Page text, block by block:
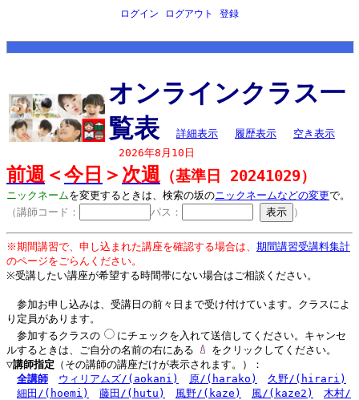
ログイン ログアウト 登録
オンラインクラス一
覧表
詳細表示 履歴表示
空き表示
2026年8月10日
前週＜今日 ＞ 次週 （基準日 20241029）
ニックネームを変更するときは、検索の坂のニックネームなどの変更で。
（講師コード：
パス： ）
※期間講習で、申し込まれた講座を確認する場合は、 期間講習受講料集計
のページをごらんください。
※受講したい講座が希望する時間帯にない場合はご相談ください。
参加お申し込みは、受講日の前々日まで受け付けています。クラスによ
り定員があります。
参加するクラスの
にチェックを入れて送信してください。キャンセ
ルするときは、ご自分の名前の右にある
をクリックしてください。
▽講師指定 （その講師の講座だけが表示されます。）：
全講師
ウィリアムズ/(aokani) 原/(harako)
久野/(hirari)
細田/(hoemi)
藤田/(hutu) 風野/(kaze) 風/(kaze2)
木村/